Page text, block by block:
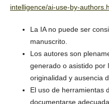
intelligence/ai-use-by-
La IA no puede ser
manuscrito.
Los autores son
generado o asistido por
originalidad y ausencia
El uso de herramientas
documentarse